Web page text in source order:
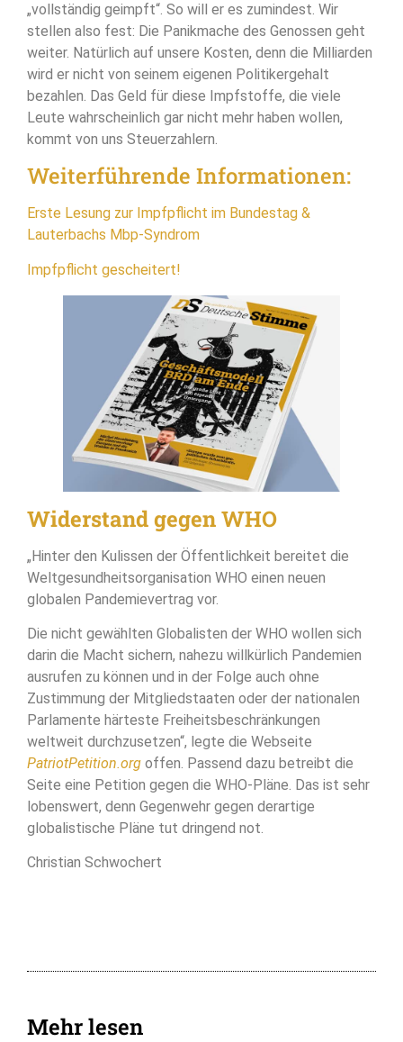
„vollständig geimpft“. So will er es zumindest. Wir
stellen also fest: Die Panikmache des Genossen geht
weiter. Natürlich auf unsere Kosten, denn die Milliarden
wird er nicht von seinem eigenen Politikergehalt
bezahlen. Das Geld für diese Impfstoffe, die viele
Leute wahrscheinlich gar nicht mehr haben wollen,
kommt von uns Steuerzahlern.
Weiterführende Informationen:
Erste Lesung zur Impfpflicht im Bundestag &
Lauterbachs Mbp-Syndrom
Impfpflicht gescheitert!
Widerstand gegen WHO
„Hinter den Kulissen der Öffentlichkeit bereitet die
Weltgesundheitsorganisation WHO einen neuen
globalen Pandemievertrag vor.
Die nicht gewählten Globalisten der WHO wollen sich
darin die Macht sichern, nahezu willkürlich Pandemien
ausrufen zu können und in der Folge auch ohne
Zustimmung der Mitgliedstaaten oder der nationalen
Parlamente härteste Freiheitsbeschränkungen
weltweit durchzusetzen“, legte die Webseite
PatriotPetition.org offen. Passend dazu betreibt die
Seite eine Petition gegen die WHO-Pläne. Das ist sehr
lobenswert, denn Gegenwehr gegen derartige
globalistische Pläne tut dringend not.
Christian Schwochert
Mehr lesen